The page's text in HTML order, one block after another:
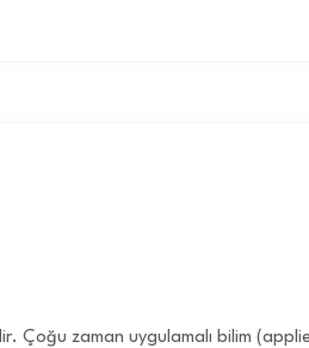
Çoğu zaman uygulamalı bilim